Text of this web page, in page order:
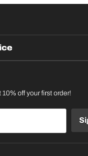
off your first order!